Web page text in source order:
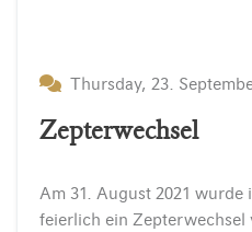
Thursday, 23.
Zepterwechsel
Am 31. August 2021 wurde
feierlich ein Zepterwechsel